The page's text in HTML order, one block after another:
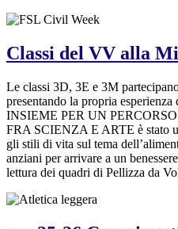
Classi del VV alla
Le classi 3D, 3E e 3M
presentando la propria
INSIEME PER UN
FRA SCIENZA E ARTE è stato
gli stili di vita sul tema
anziani per arrivare a un
lettura dei quadri di Pellizza da